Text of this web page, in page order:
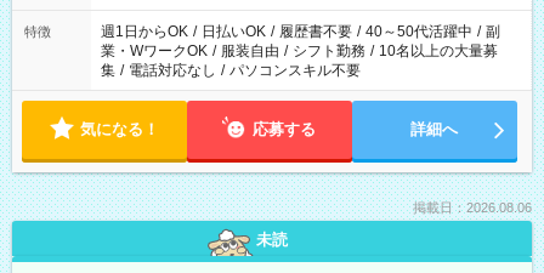
特徴 週1日からOK / 日払いOK / 履歴書不要 / 40～50代活躍中 / 副
業・WワークOK / 服装自由 / シフト勤務 / 10名以上の大量募
集 / 電話対応なし / パソコンスキル不要
気になる！ 応募する 詳細へ
掲載日：2026.08.06
未読